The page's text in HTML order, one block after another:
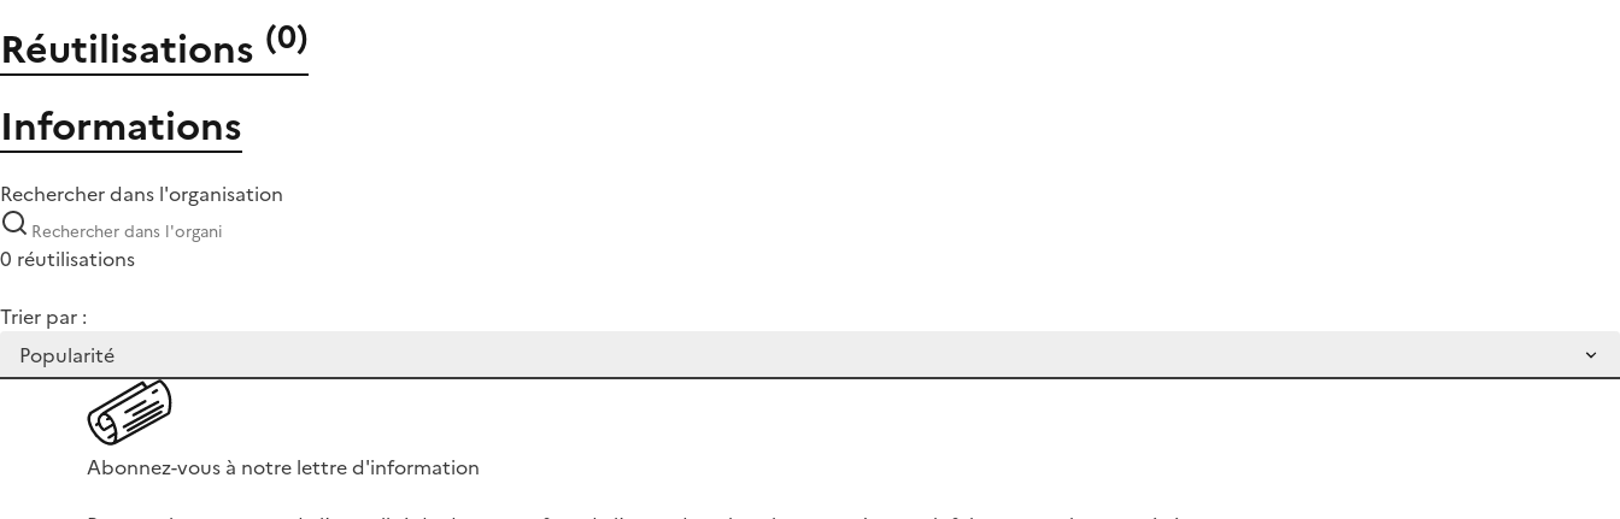
Réutilisations (0)
Informations
Rechercher dans l'organisation
0 réutilisations
Trier par :
Abonnez-vous à notre lettre d'information